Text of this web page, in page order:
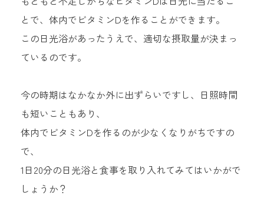
とで、体内でビタミンDを作ることができます。
この日光浴があったうえで、適切な摂取量が決まっ
ているのです。
今の時期はなかなか外に出ずらいですし、日照時間
も短いこともあり、
体内でビタミンDを作るのが少なくなりがちですの
で、
1日20分の日光浴と食事を取り入れてみてはいかがで
しょうか？